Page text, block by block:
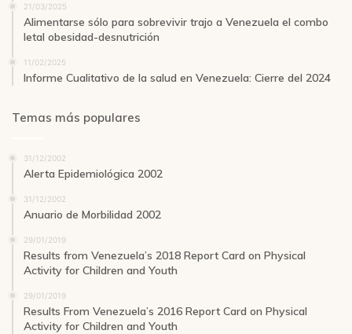
21/03/2025
Alimentarse sólo para sobrevivir trajo a Venezuela el combo
letal obesidad-desnutrición
11/02/2025
Informe Cualitativo de la salud en Venezuela: Cierre del 2024
Temas más populares
31/12/2002
Alerta Epidemiológica 2002
31/12/2002
Anuario de Morbilidad 2002
29/01/2019
Results from Venezuela’s 2018 Report Card on Physical
Activity for Children and Youth
29/01/2019
Results From Venezuela’s 2016 Report Card on Physical
Activity for Children and Youth